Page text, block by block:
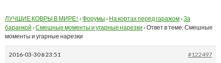
ЛУЧШИЕ КОВРЫ В МИРЕ! › Форумы › На кортах перед гаражом › За
баранкой › Смешные моменты и угарные нарезки › Ответ в теме: Смешные
моменты и угарные нарезки
2016-03-30 в 23:51
#122497